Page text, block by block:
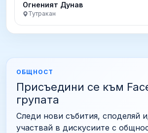
Огненият Дунав
Тутракан
ОБЩНОСТ
Присъедини се към
групата
Следи нови събития, споделяй
участвай в дискусиите с